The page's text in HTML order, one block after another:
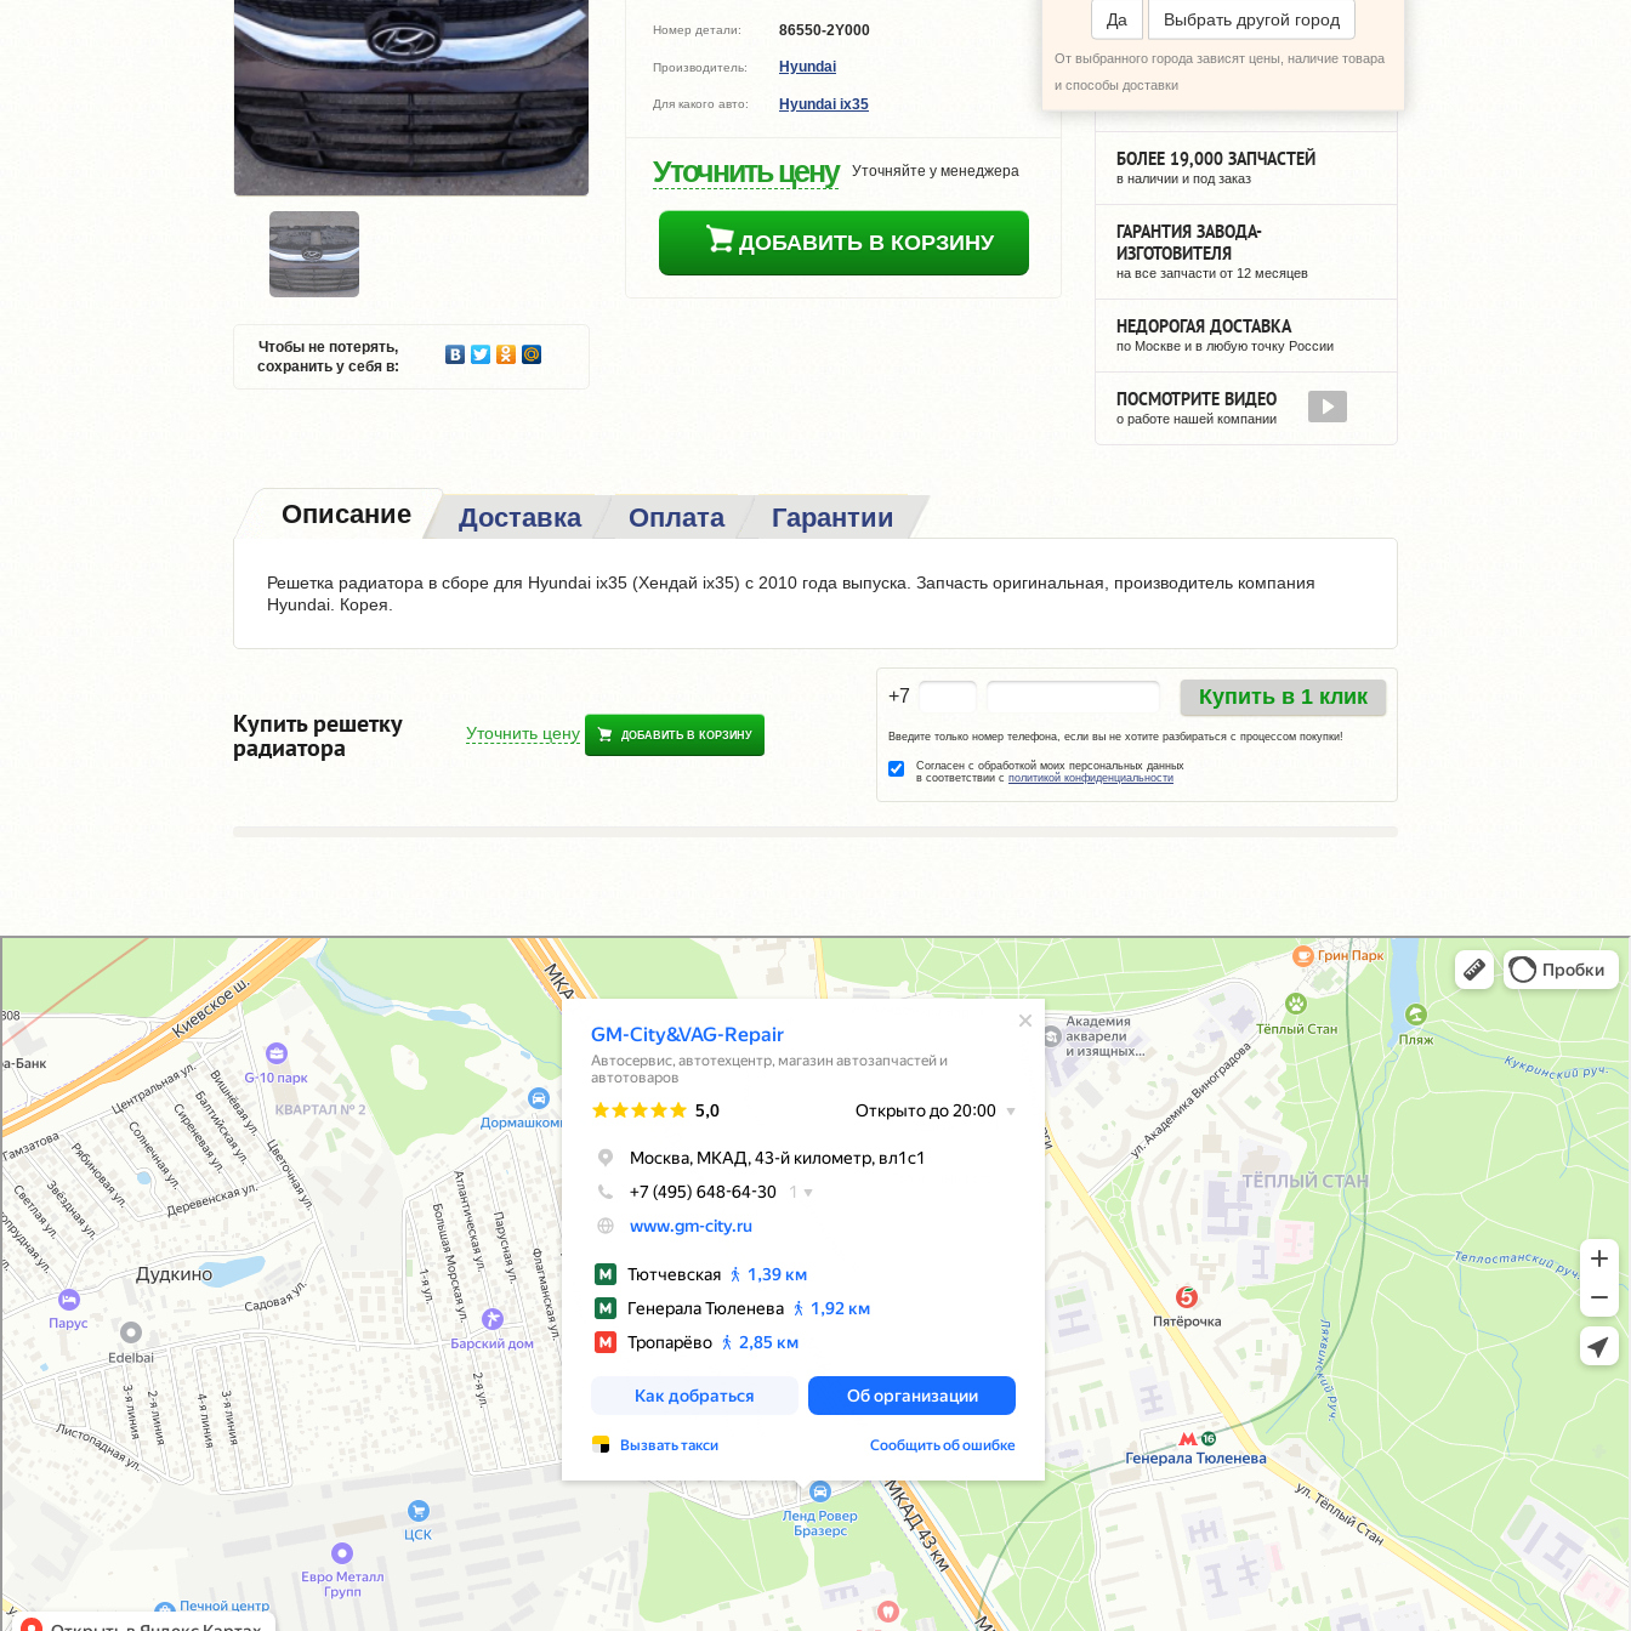
Чтобы не потерять,
сохранить у себя в:
Номер детали: 86550-2Y000
Производитель: Hyundai
Для какого авто: Hyundai ix35
Уточнить цену Уточняйте у менеджера
ДОБАВИТЬ В КОРЗИНУ
Да Выбрать другой город
От выбранного города зависят цены, наличие товара
и способы доставки
ПЕРЕЗВОНИТЬ МНЕ
3 ГОДА НА РЫНКЕ
БОЛЕЕ 19,000 ЗАПЧАСТЕЙ
в наличии и под заказ
ГАРАНТИЯ ЗАВОДА-
ИЗГОТОВИТЕЛЯ
на все запчасти от 12 месяцев
НЕДОРОГАЯ ДОСТАВКА
по Москве и в любую точку России
ПОСМОТРИТЕ ВИДЕО
о работе нашей компании
Описание Доставка Оплата Гарантии
Решетка радиатора в сборе для Hyundai ix35 (Хендай ix35) с 2010 года выпуска. Запчасть оригинальная, производитель компания
Hyundai. Корея.
Купить решетку
радиатора Уточнить цену ДОБАВИТЬ В КОРЗИНУ
+7 Купить в 1 клик
Введите только номер телефона, если вы не хотите разбираться с процессом покупки!
Согласен с обработкой моих персональных данных
в соответствии с политикой конфиденциальности
GM-City&VAG-Repair
Автосервис, автотехцентр в Москве
Магазин автозапчастей и автотоваров в Москве